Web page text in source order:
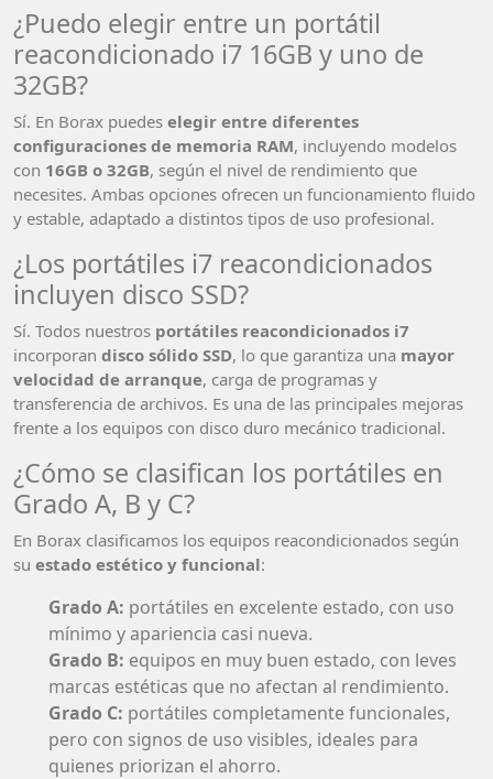
¿Puedo elegir entre un portátil
reacondicionado i7 16GB y uno de
32GB?
Sí. En Borax puedes elegir entre diferentes
configuraciones de memoria RAM, incluyendo modelos
con 16GB o 32GB, según el nivel de rendimiento que
necesites. Ambas opciones ofrecen un funcionamiento fluido
y estable, adaptado a distintos tipos de uso profesional.
¿Los portátiles i7 reacondicionados
incluyen disco SSD?
Sí. Todos nuestros portátiles reacondicionados i7
incorporan disco sólido SSD, lo que garantiza una mayor
velocidad de arranque, carga de programas y
transferencia de archivos. Es una de las principales mejoras
frente a los equipos con disco duro mecánico tradicional.
¿Cómo se clasifican los portátiles en
Grado A, B y C?
En Borax clasificamos los equipos reacondicionados según
su estado estético y funcional:
Grado A: portátiles en excelente estado, con uso
mínimo y apariencia casi nueva.
Grado B: equipos en muy buen estado, con leves
marcas estéticas que no afectan al rendimiento.
Grado C: portátiles completamente funcionales,
pero con signos de uso visibles, ideales para
quienes priorizan el ahorro.